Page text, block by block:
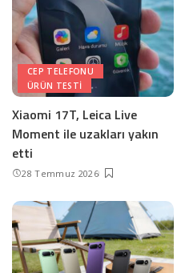
CEP TELEFONU
ÜRÜN TESTI
Xiaomi 17T, Leica Live
Moment ile uzakları yakın
etti
28 Temmuz 2026